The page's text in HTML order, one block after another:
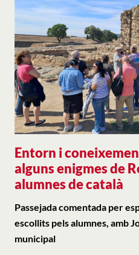
Entorn i
alguns enigmes de
alumnes de català
Passejada comentada per
escollits pels alumnes, amb
municipal